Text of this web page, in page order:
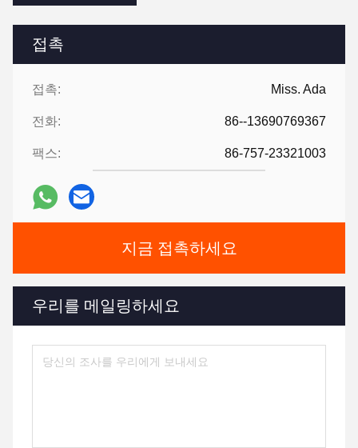
접촉
접촉: Miss. Ada
전화: 86--13690769367
팩스: 86-757-23321003
지금 접촉하세요
우리를 메일링하세요